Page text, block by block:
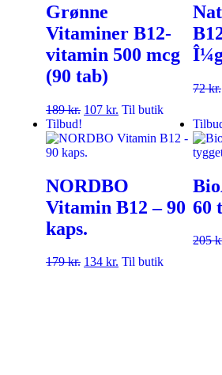
Grønne
Vitaminer B12-
vitamin 500 mcg
(90 tab)
189kr. 107 kr. Til butik
72kr.
Tilbud!
NORDBO
Vitamin B12 – 90
kaps.
179kr. 134 kr. Til butik
60
205